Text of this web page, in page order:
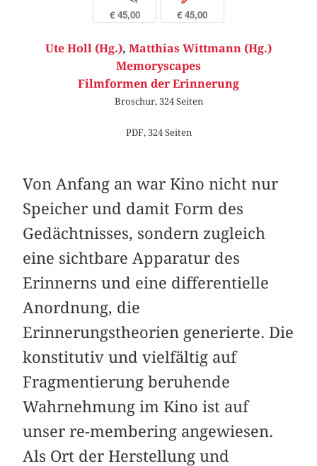
€ 45,00 € 45,00
Ute Holl (Hg.), Matthias Wittmann (Hg.)
Memoryscapes
Filmformen der Erinnerung
Broschur, 324 Seiten
PDF, 324 Seiten
Von Anfang an war Kino nicht nur
Speicher und damit Form des
Gedächtnisses, sondern zugleich
eine sichtbare Apparatur des
Erinnerns und eine differentielle
Anordnung, die
Erinnerungstheorien generierte. Die
konstitutiv und vielfältig auf
Fragmentierung beruhende
Wahrnehmung im Kino ist auf
unser re-membering angewiesen.
Als Ort der Herstellung und